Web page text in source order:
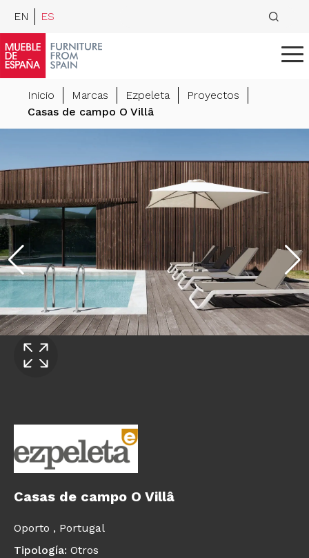
EN ES
Inicio Marcas Ezpeleta
Proyectos
Casas de campo O Villâ
Casas de campo O Villâ
Oporto , Portugal
Tipología: Otros